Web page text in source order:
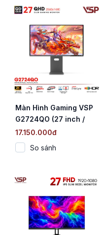
Màn Hình Gaming VSP
G2724QO (27 inch /
QD-OLED / 2K / 240Hz /
0.03ms)
17.150.000đ
So sánh